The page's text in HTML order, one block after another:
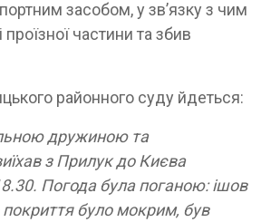
засобом, у зв’язку з чим
проїзної частини та збив
районного суду йдеться:
дружиною та
з Прилук до Києва
Погода була поганою: ішов
було мокрим, був